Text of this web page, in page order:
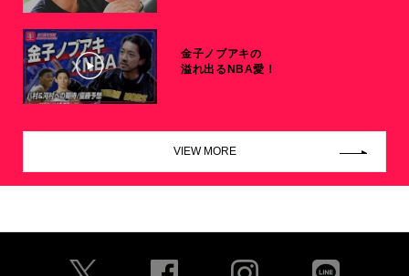
金子ノブアキの
溢れ出るNBA愛！
VIEW MORE